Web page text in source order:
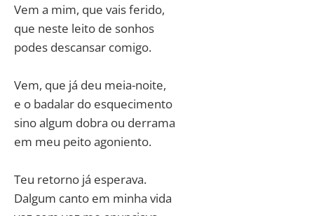
Vem a mim, que vais ferido,
que neste leito de sonhos
podes descansar comigo.
Vem, que já deu meia-noite,
e o badalar do esquecimento
sino algum dobra ou derrama
em meu peito agoniento.
Teu retorno já esperava.
Dalgum canto em minha vida